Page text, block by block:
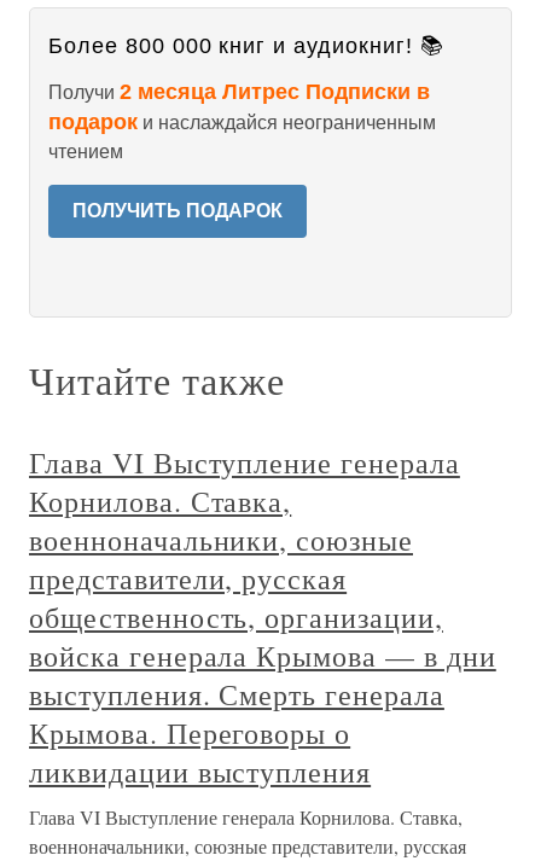
Более 800 000 книг и аудиокниг! 📚
Получи 2 месяца Литрес Подписки в
подарок и наслаждайся неограниченным
чтением
ПОЛУЧИТЬ ПОДАРОК
Читайте также
Глава VI Выступление генерала
Корнилова. Ставка,
военноначальники, союзные
представители, русская
общественность, организации,
войска генерала Крымова — в дни
выступления. Смерть генерала
Крымова. Переговоры о
ликвидации выступления
Глава VI Выступление генерала Корнилова. Ставка,
военноначальники, союзные представители, русская